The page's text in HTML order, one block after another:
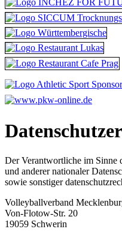
Der Verantwortliche im Sinne
und anderer nationaler
sowie sonstiger
Volleyballverband
Von-Flotow-Str. 20
19059 Schwerin